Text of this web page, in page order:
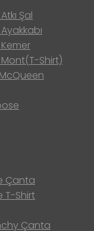
Şal
Mont(T-Shirt)
Çanta
T-Shirt
Çanta